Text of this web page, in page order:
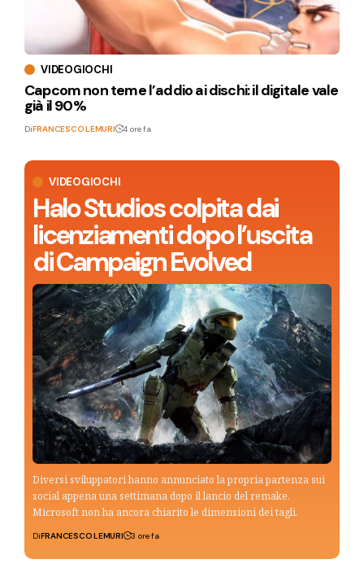
VIDEOGIOCHI
Halo Studios colpita dai
licenziamenti dopo l’uscita
di Campaign Evolved
Diversi sviluppatori hanno annunciato la propria partenza sui
social appena una settimana dopo il lancio del remake.
Microsoft non ha ancora chiarito le dimensioni dei tagli.
DiFRANCESCO LEMURI 3 ore fa
VIDEOGIOCHI
Capcom non teme l’addio ai dischi: il digitale vale
già il 90%
DiFRANCESCO LEMURI 4 ore fa